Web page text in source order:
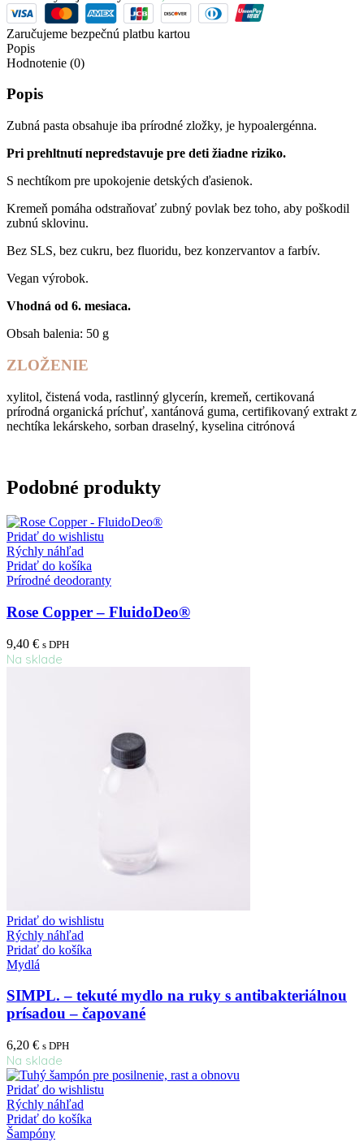
Zaručujeme bezpečnú platbu kartou
Popis
Hodnotenie (0)
Popis
Zubná pasta obsahuje iba prírodné zložky, je hypoalergénna.
Pri prehltnutí nepredstavuje pre deti žiadne riziko.
S nechtíkom pre upokojenie detských ďasienok.
Kremeň pomáha odstraňovať zubný povlak bez toho, aby poškodil
zubnú sklovinu.
Bez SLS, bez cukru, bez fluoridu, bez konzervantov a farbív.
Vegan výrobok.
Vhodná od 6. mesiaca.
Obsah balenia: 50 g
ZLOŽENIE
xylitol, čistená voda, rastlinný glycerín, kremeň, certikovaná
prírodná organická príchuť, xantánová guma, certifikovaný extrakt z
nechtíka lekárskeho, sorban draselný, kyselina citrónová
Podobné produkty
Pridať do wishlistu
Rýchly náhľad
Pridať do košíka
Prírodné deodoranty
Rose Copper – FluidoDeo®
9,40 € s DPH
Na sklade
Pridať do wishlistu
Rýchly náhľad
Pridať do košíka
Mydlá
SIMPL. – tekuté mydlo na ruky s antibakteriálnou
prísadou – čapované
6,20 € s DPH
Na sklade
Pridať do wishlistu
Rýchly náhľad
Pridať do košíka
Šampóny